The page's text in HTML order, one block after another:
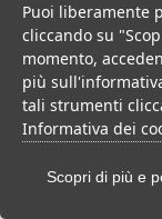
Noi di belsalento.it
migliori servizi, le
Puoi liberamente
cliccando su
momento,
più
tali strumenti
Informativa dei
Scopri di più e